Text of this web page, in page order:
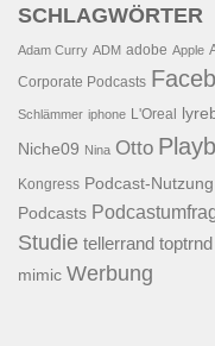
SCHLAGWÖRTER
Adam Curry ADM adobe Apple
Corporate Podcasts
Schlämmer iphone L'Oreal
Niche09 Nina Otto
Kongress Podcast-Nutzung
Podcasts
Studie tellerrand toptrnd
mimic Werbung